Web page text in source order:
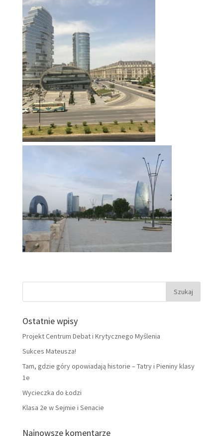
Ostatnie wpisy
Projekt Centrum Debat i Krytycznego Myślenia
Sukces Mateusza!
Tam, gdzie góry opowiadają historie – Tatry i Pieniny klasy
1e
Wycieczka do Łodzi
Klasa 2e w Sejmie i Senacie
Najnowsze komentarze